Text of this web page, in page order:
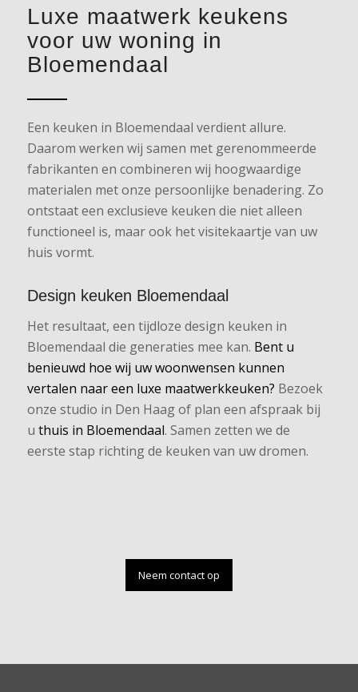
Luxe maatwerk keukens
voor uw woning in
Bloemendaal
Een keuken in Bloemendaal verdient allure.
Daarom werken wij samen met gerenommeerde
fabrikanten en combineren wij hoogwaardige
materialen met onze persoonlijke benadering. Zo
ontstaat een exclusieve keuken die niet alleen
functioneel is, maar ook het visitekaartje van uw
huis vormt.
Design keuken Bloemendaal
Het resultaat, een tijdloze design keuken in
Bloemendaal die generaties mee kan. Bent u
benieuwd hoe wij uw woonwensen kunnen
vertalen naar een luxe maatwerkkeuken? Bezoek
onze studio in Den Haag of plan een afspraak bij
u thuis in Bloemendaal. Samen zetten we de
eerste stap richting de keuken van uw dromen.
Neem contact op